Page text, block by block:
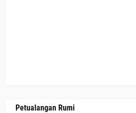
Petualangan Rumi